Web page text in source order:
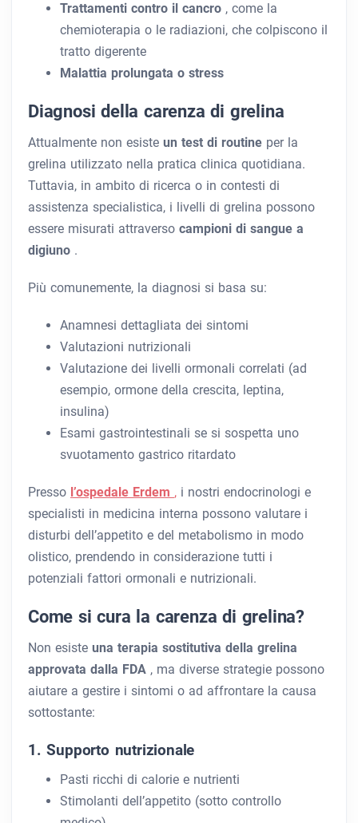
Trattamenti contro il cancro , come la
chemioterapia o le radiazioni, che colpiscono il
tratto digerente
Malattia prolungata o stress
Diagnosi della carenza di grelina
Attualmente non esiste un test di routine per la
grelina utilizzato nella pratica clinica quotidiana.
Tuttavia, in ambito di ricerca o in contesti di
assistenza specialistica, i livelli di grelina possono
essere misurati attraverso campioni di sangue a
digiuno .
Più comunemente, la diagnosi si basa su:
Anamnesi dettagliata dei sintomi
Valutazioni nutrizionali
Valutazione dei livelli ormonali correlati (ad
esempio, ormone della crescita, leptina,
insulina)
Esami gastrointestinali se si sospetta uno
svuotamento gastrico ritardato
Presso l’ospedale Erdem , i nostri endocrinologi e
specialisti in medicina interna possono valutare i
disturbi dell’appetito e del metabolismo in modo
olistico, prendendo in considerazione tutti i
potenziali fattori ormonali e nutrizionali.
Come si cura la carenza di grelina?
Non esiste una terapia sostitutiva della grelina
approvata dalla FDA , ma diverse strategie possono
aiutare a gestire i sintomi o ad affrontare la causa
sottostante:
1. Supporto nutrizionale
Pasti ricchi di calorie e nutrienti
Stimolanti dell’appetito (sotto controllo